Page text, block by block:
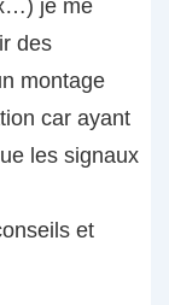
je me
des
montage
car ayant
les signaux
et